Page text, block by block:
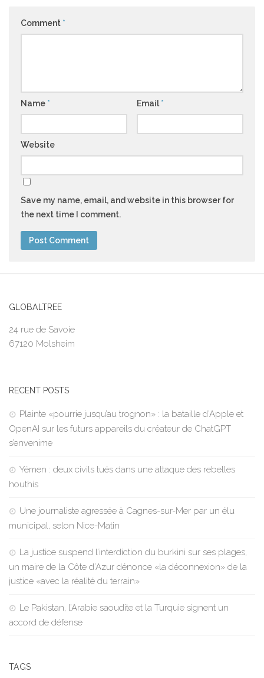
Comment *
Name * Email *
Website
Save my name, email, and website in this browser for
the next time I comment.
GLOBALTREE
24 rue de Savoie
67120 Molsheim
RECENT POSTS
Plainte «pourrie jusqu’au trognon» : la bataille d’Apple et
OpenAI sur les futurs appareils du créateur de ChatGPT
s’envenime
Yémen : deux civils tués dans une attaque des rebelles
houthis
Une journaliste agressée à Cagnes-sur-Mer par un élu
municipal, selon Nice-Matin
La justice suspend l’interdiction du burkini sur ses plages,
un maire de la Côte d’Azur dénonce «la déconnexion» de la
justice «avec la réalité du terrain»
Le Pakistan, l’Arabie saoudite et la Turquie signent un
accord de défense
TAGS